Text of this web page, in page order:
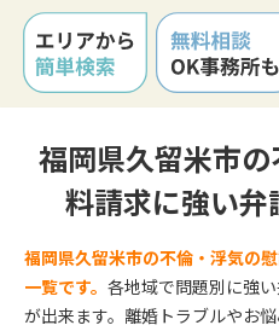
福岡県久留米市
料請求に強い
福岡県久留米市の不倫・浮気の
一覧です。各地域で問題別に強
が出来ます。離婚トラブルやお